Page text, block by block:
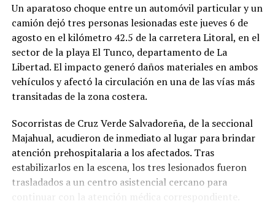
Un aparatoso choque entre un automóvil particular y un
camión dejó tres personas lesionadas este jueves 6 de
agosto en el kilómetro 42.5 de la carretera Litoral, en el
sector de la playa El Tunco, departamento de La
Libertad. El impacto generó daños materiales en ambos
vehículos y afectó la circulación en una de las vías más
transitadas de la zona costera.
Socorristas de Cruz Verde Salvadoreña, de la seccional
Majahual, acudieron de inmediato al lugar para brindar
atención prehospitalaria a los afectados. Tras
estabilizarlos en la escena, los tres lesionados fueron
trasladados a un centro asistencial cercano para
continuar con la atención médica correspondiente.